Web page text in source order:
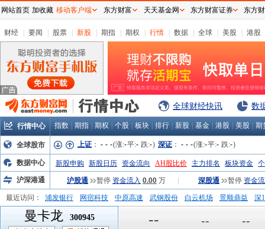
财经 要闻 股票 新股 期指 期权 行情 数据 全球 美股 港股
全球财经快讯 数
行情中心 指数 期指 期权 个股 板块 排行 新股 基金 港股 美股 期
全球股市 上证 ： - - -(涨:-平:- 跌:-) 深证 ： - - -(涨:-平:- 跌:-)
数据中心 新股申购 新股日历 资金流向 AH股比价 主力排名 板块资金
沪深港通
沪股通 暂停 资金流入 0.00 万 深股通 暂停 资金
最近访问： 浦发银行 网宿科技 中原高速 武钢股份 白云机场 景顺鼎益
深
弘业股份
富临运业
曼卡龙 300945 -- -- --
网站首页 加收藏 移动客户端 东方财富 天天基金网 东方财富证券 东方